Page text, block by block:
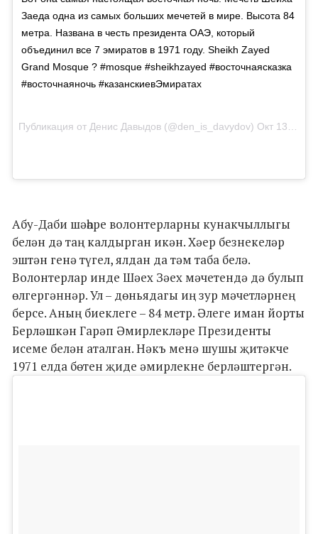
Заеда одна из самых больших мечетей в мире. Высота 84
метра. Названа в честь президента ОАЭ, который
объединил все 7 эмиратов в 1971 году. Sheikh Zayed
Grand Mosque ? #mosque #sheikhzayed #восточнаясказка
#восточнаяночь #казанскиевЭмиратах
Публикация от Денис Давыдов (@den_is_davydov) Окт 13 2017 в 9:51 PDT
Абу-Даби шәһәре волонтерларны кунакчыллыгы
белән дә таң калдырган икән. Хәер безнекеләр
эштән генә түгел, ялдан да тәм таба белә.
Волонтерлар инде Шәех Зәех мәчетендә дә булып
өлгергәннәр. Ул – дөньядагы иң зур мәчетләрнең
берсе. Аның биеклеге – 84 метр. Әлеге иман йорты
Берләшкән Гарәп Әмирлекләре Президенты
исеме белән аталган. Нәкъ менә шушы җитәкче
1971 елда бөтен җиде әмирлекне берләштергән.